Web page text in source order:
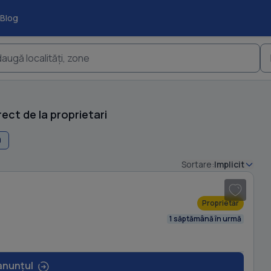
Blog
localități, zone
de la proprietari
Sortare:Implicit
Proprietar
1 săptămână în urmă